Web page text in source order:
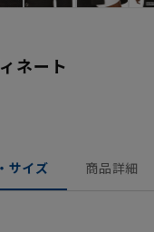
ネート
サイズ 商品詳細